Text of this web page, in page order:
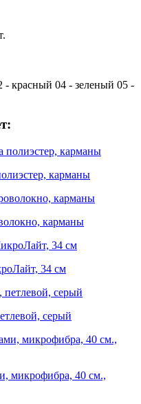
- красный 04 - зеленый 05 -
карманы
карманы
34 см
серый
микрофибра, 40 см.,